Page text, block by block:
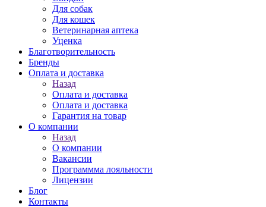
Для собак
Для кошек
Ветеринарная аптека
Уценка
Благотворительность
Бренды
Оплата и доставка
Назад
Оплата и доставка
Оплата и доставка
Гарантия на товар
О компании
Назад
О компании
Вакансии
Программма лояльности
Лицензии
Блог
Контакты